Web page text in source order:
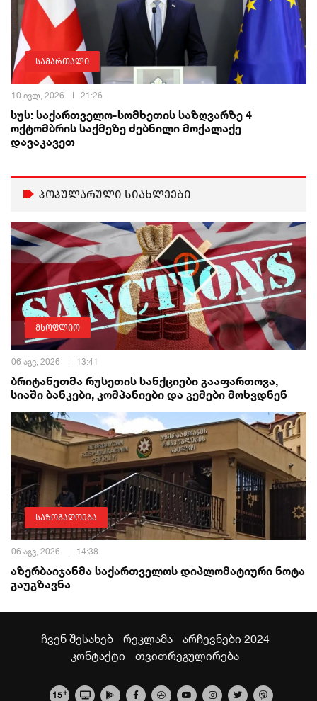
სამართალი
10 ივლ, 2026 21:26
სუს: საქართველო-სომხეთის საზღვარზე 4
ოქტომბრის საქმეზე ძებნილი მოქალაქე
დავაკავეთ
პოპულარული სიახლეები
მსოფლიო
06 აგვ, 2026 13:41
ბრიტანეთმა რუსეთის სანქციები გააფართოვა,
სიაში ბანკები, კომპანიები და გემები მოხვდნენ
საზოგადოება
06 აგვ, 2026 14:38
აზერბაიჯანმა საქართველოს დიპლომატიური ნოტა
გაუგზავნა
ჩვენ შესახებ რეკლამა
არჩევნები 2024
კონტაქტი
თვითრეგულირება
15+